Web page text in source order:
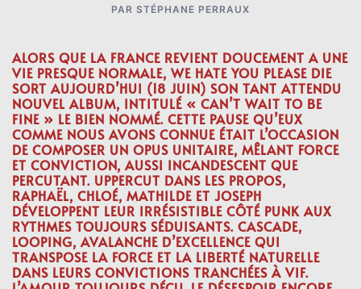
PAR STÉPHANE PERRAUX
ALORS QUE LA FRANCE REVIENT DOUCEMENT A UNE
VIE PRESQUE NORMALE, WE HATE YOU PLEASE DIE
SORT AUJOURD’HUI (18 JUIN) SON TANT ATTENDU
NOUVEL ALBUM, INTITULÉ « CAN’T WAIT TO BE
FINE » LE BIEN NOMMÉ. CETTE PAUSE QU’EUX
COMME NOUS AVONS CONNUE ÉTAIT L’OCCASION
DE COMPOSER UN OPUS UNITAIRE, MÊLANT FORCE
ET CONVICTION, AUSSI INCANDESCENT QUE
PERCUTANT. UPPERCUT DANS LES PROPOS,
RAPHAËL, CHLOÉ, MATHILDE ET JOSEPH
DÉVELOPPENT LEUR IRRÉSISTIBLE CÔTÉ PUNK AUX
RYTHMES TOUJOURS SÉDUISANTS. CASCADE,
LOOPING, AVALANCHE D’EXCELLENCE QUI
TRANSPOSE LA FORCE ET LA LIBERTÉ NATURELLE
DANS LEURS CONVICTIONS TRANCHÉES À VIF.